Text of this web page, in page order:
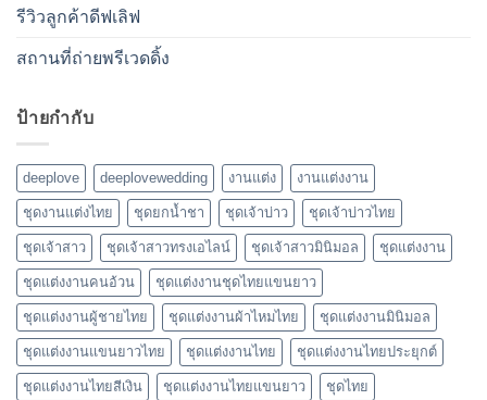
รีวิวลูกค้าดีฟเลิฟ
สถานที่ถ่ายพรีเวดดิ้ง
ป้ายกำกับ
deeplove deeplovewedding งานแต่ง งานแต่งงาน
ชุดงานแต่งไทย ชุดยกน้ำชา ชุดเจ้าบ่าว ชุดเจ้าบ่าวไทย
ชุดเจ้าสาว ชุดเจ้าสาวทรงเอไลน์ ชุดเจ้าสาวมินิมอล ชุดแต่งงาน
ชุดแต่งงานคนอ้วน ชุดแต่งงานชุดไทยแขนยาว
ชุดแต่งงานผู้ชายไทย ชุดแต่งงานผ้าไหมไทย ชุดแต่งงานมินิมอล
ชุดแต่งงานแขนยาวไทย ชุดแต่งงานไทย ชุดแต่งงานไทยประยุกต์
ชุดแต่งงานไทยสีเงิน ชุดแต่งงานไทยแขนยาว ชุดไทย